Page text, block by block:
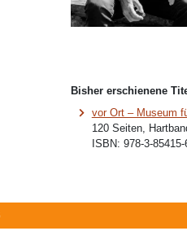
Bisher erschienene
vor Ort – Museum
120 Seiten,
ISBN: 978-3-85415-